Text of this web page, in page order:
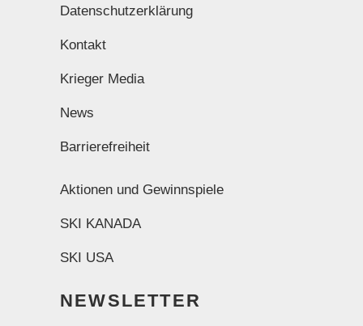
Datenschutzerklärung
Kontakt
Krieger Media
News
Barrierefreiheit
Aktionen und Gewinnspiele
SKI KANADA
SKI USA
NEWSLETTER